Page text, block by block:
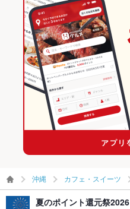
沖縄 カフェ・スイーツ
夏のポイント還元祭2026